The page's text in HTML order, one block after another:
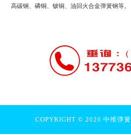
高碳钢、磷铜、铍铜、油回火合金弹簧钢等。
COPYRIGHT © 2026 中维弹簧